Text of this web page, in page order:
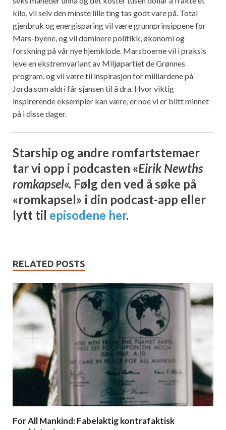
kilo, vil selv den minste lille ting tas godt vare på. Total
gjenbruk og energisparing vil være grunnprinsippene for
Mars-byene, og vil dominere politikk, økonomi og
forskning på vår nye hjemklode. Marsboerne vil i praksis
leve en ekstremvariant av Miljøpartiet de Grønnes
program, og vil være til inspirasjon for milliardene på
Jorda som aldri får sjansen til å dra. Hvor viktig
inspirerende eksempler kan være, er noe vi er blitt minnet
på i disse dager.
Starship og andre romfartstemaer
tar vi opp i podcasten «Eirik Newths
romkapsel«. Følg den ved å søke på
«romkapsel» i din podcast-app eller
lytt til episodene her.
RELATED POSTS
For All Mankind: Fabelaktig kontrafaktisk